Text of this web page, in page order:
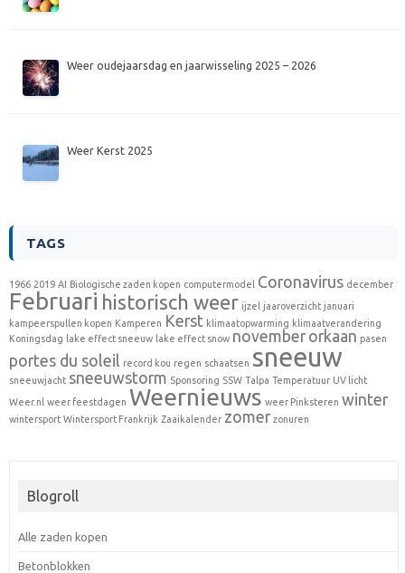
Weer oudejaarsdag en jaarwisseling 2025 – 2026
Weer Kerst 2025
TAGS
1966 2019 AI Biologische zaden kopen computermodel Coronavirus december
Februari historisch weer ijzel jaaroverzicht januari
kampeerspullen kopen Kamperen Kerst klimaatopwarming klimaatverandering
Koningsdag lake effect sneeuw lake effect snow november orkaan pasen
portes du soleil record kou regen schaatsen sneeuw
sneeuwjacht sneeuwstorm Sponsoring SSW Talpa Temperatuur UV licht
Weer.nl weer feestdagen Weernieuws weer Pinksteren winter
wintersport Wintersport Frankrijk Zaaikalender zomer zonuren
Blogroll
Alle zaden kopen
Betonblokken